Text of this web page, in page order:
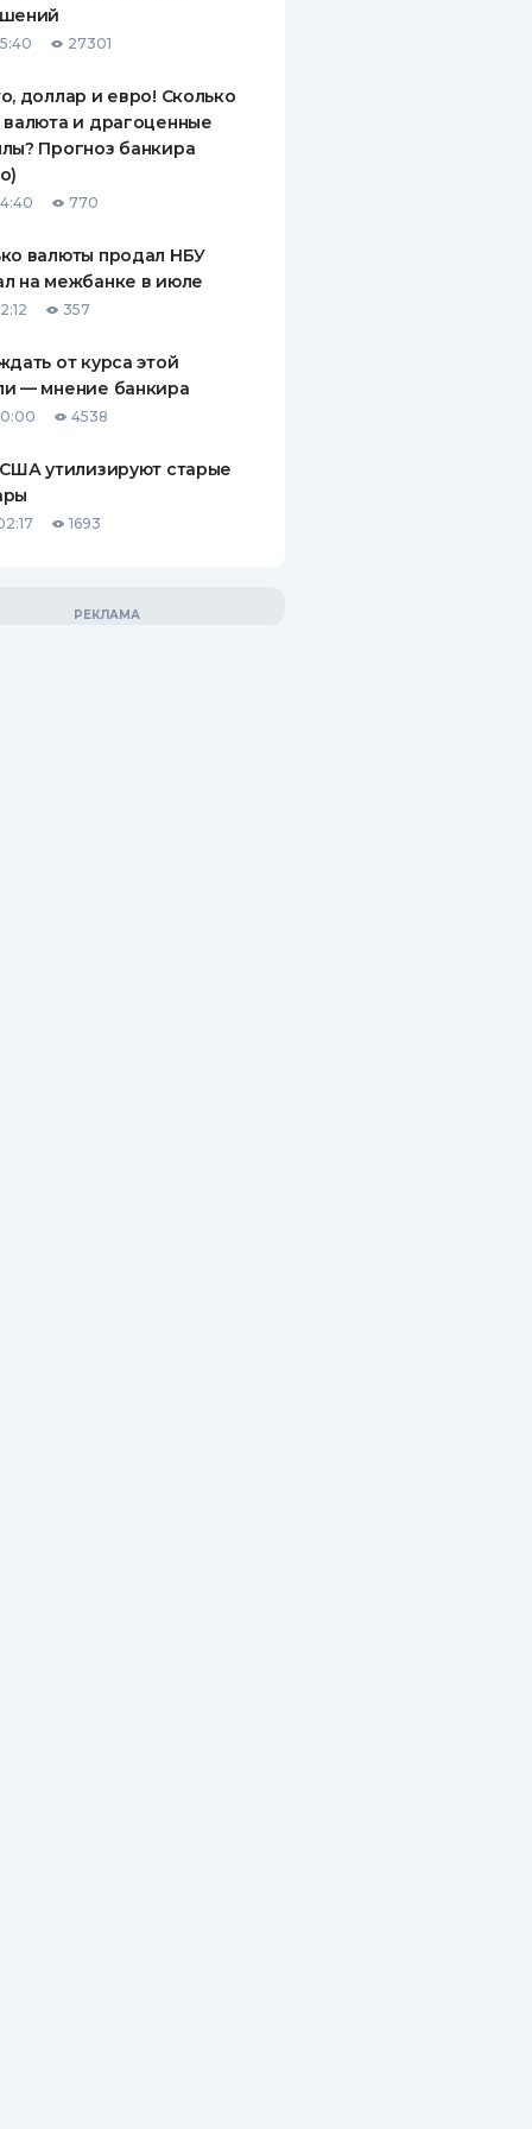
ПО
ПОЛИСЫ
КОМПАНИИ
О СТРАХОВЫХ
И ОПЛАТА
27301
доллар и евро! Сколько
валюта и драгоценные
Прогноз банкира
770
валюты продал НБУ
на межбанке в июле
357
от курса этой
— мнение банкира
4538
утилизируют старые
1693